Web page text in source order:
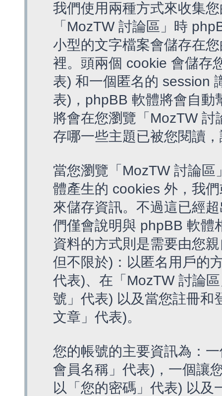
我們使用兩種方式來收集
「MozTW 討論區」時
小型的文字檔案會儲存在
裡。頭兩個 cookie 會儲存
表) 和一個匿名的 session
表)，phpBB 軟體將會自動
將會在您瀏覽「MozTW
存哪一些主題已被您閱讀
當您瀏覽「MozTW 討論
體產生的 cookies 外，我
來儲存資訊。不過這已經
們僅會說明與 phpBB 軟體
資料的方式則是需要由您
但不限於)：以匿名用戶的
代表)、在「MozTW 討論
號」代表) 以及當您註冊和
文章」代表)。
您的帳號的主要資訊為：
會員名稱」代表)，一個讓
以「您的密碼」代表) 以及